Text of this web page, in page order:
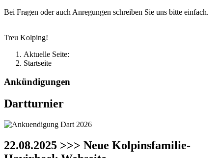
Bei Fragen oder auch Anregungen schreiben Sie uns bitte einfach.
Treu Kolping!
Aktuelle Seite:
Startseite
Ankündigungen
Dartturnier
22.08.2025 >>> Neue Kolpinsfamilie-